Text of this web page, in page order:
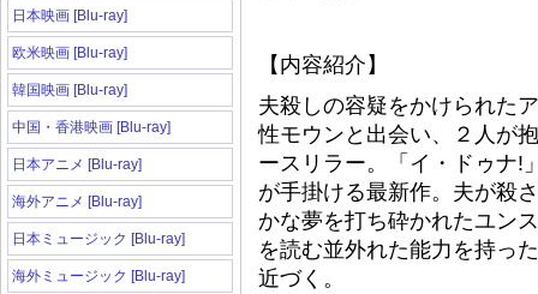
日本映画 [Blu-ray]
欧米映画 [Blu-ray]
韓国映画 [Blu-ray]
中国・香港映画 [Blu-ray]
日本アニメ [Blu-ray]
海外アニメ [Blu-ray]
日本ミュージック [Blu-ray]
海外ミュージック [Blu-ray]
【内容紹介】
夫殺しの容疑をかけられた
性モウンと出会い、２人が
ースリラー。「イ・ドゥナ!
が手掛ける最新作。夫が殺
かな夢を打ち砕かれたユン
を読む並外れた能力を持っ
近づく。